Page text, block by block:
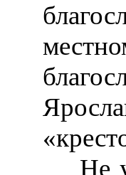
Не